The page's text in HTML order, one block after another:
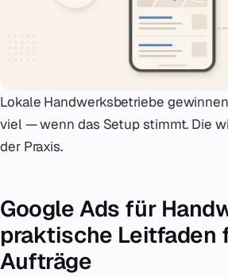
hello@zenku.studio
Lokale Handwerksbetriebe
viel — wenn das Setup stimmt. Die
der Praxis.
Google Ads für
praktische Leitfaden
Aufträge